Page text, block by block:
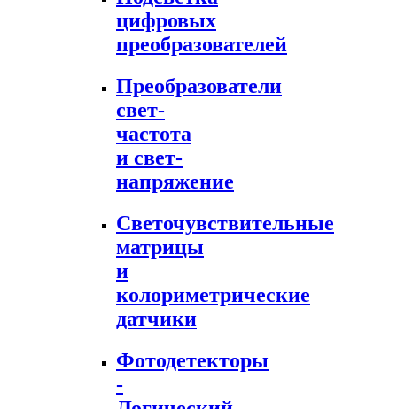
цифровых
преобразователей
Преобразователи
свет-
частота
и свет-
напряжение
Светочувствительные
матрицы
и
колориметрические
датчики
Фотодетекторы
-